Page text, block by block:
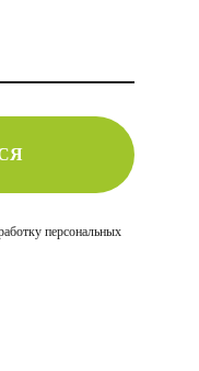
персональных